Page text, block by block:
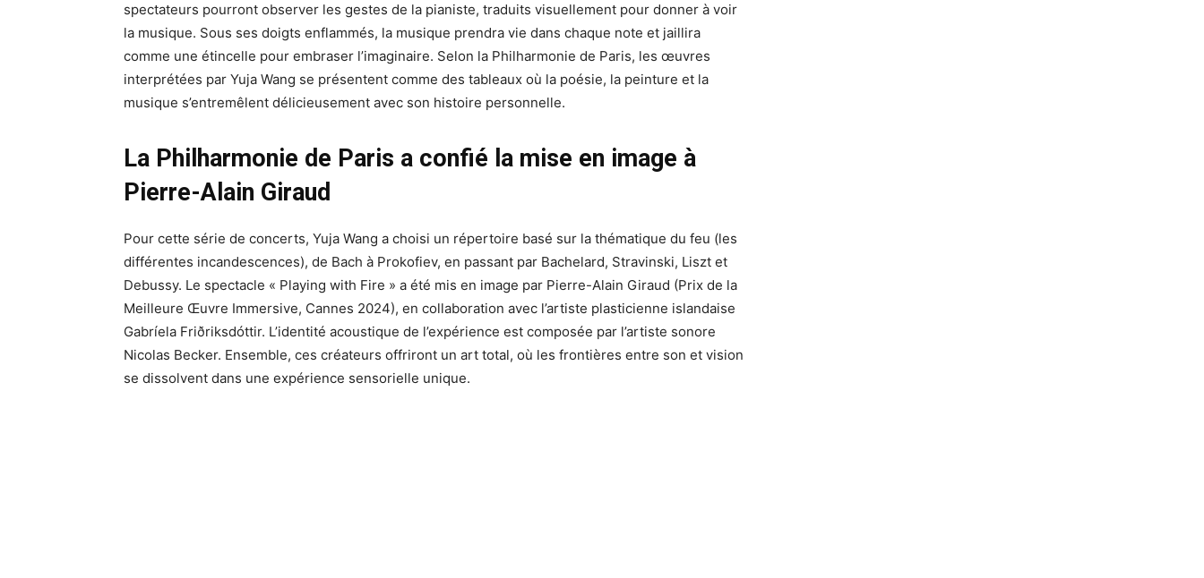
spectateurs pourront observer les gestes de la pianiste, traduits visuellement pour donner à voir
la musique. Sous ses doigts enflammés, la musique prendra vie dans chaque note et jaillira
comme une étincelle pour embraser l’imaginaire. Selon la Philharmonie de Paris, les œuvres
interprétées par Yuja Wang se présentent comme des tableaux où la poésie, la peinture et la
musique s’entremêlent délicieusement avec son histoire personnelle.
La Philharmonie de Paris a confié la mise en image à
Pierre-Alain Giraud
Pour cette série de concerts, Yuja Wang a choisi un répertoire basé sur la thématique du feu (les
différentes incandescences), de Bach à Prokofiev, en passant par Bachelard, Stravinski, Liszt et
Debussy. Le spectacle « Playing with Fire » a été mis en image par Pierre-Alain Giraud (Prix de la
Meilleure Œuvre Immersive, Cannes 2024), en collaboration avec l’artiste plasticienne islandaise
Gabríela Friðriksdóttir. L’identité acoustique de l’expérience est composée par l’artiste sonore
Nicolas Becker. Ensemble, ces créateurs offriront un art total, où les frontières entre son et vision
se dissolvent dans une expérience sensorielle unique.